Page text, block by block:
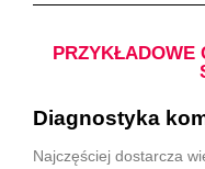
PRZYKŁADOWE
Diagnostyka
Najczęściej dostarcza